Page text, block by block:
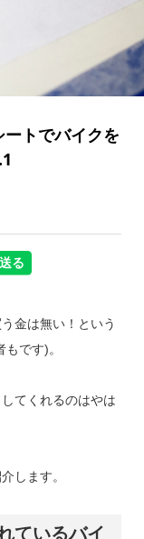
ートでバイクを
金は無い！という
です)。
てくれるのはやは
します。
ているバイ